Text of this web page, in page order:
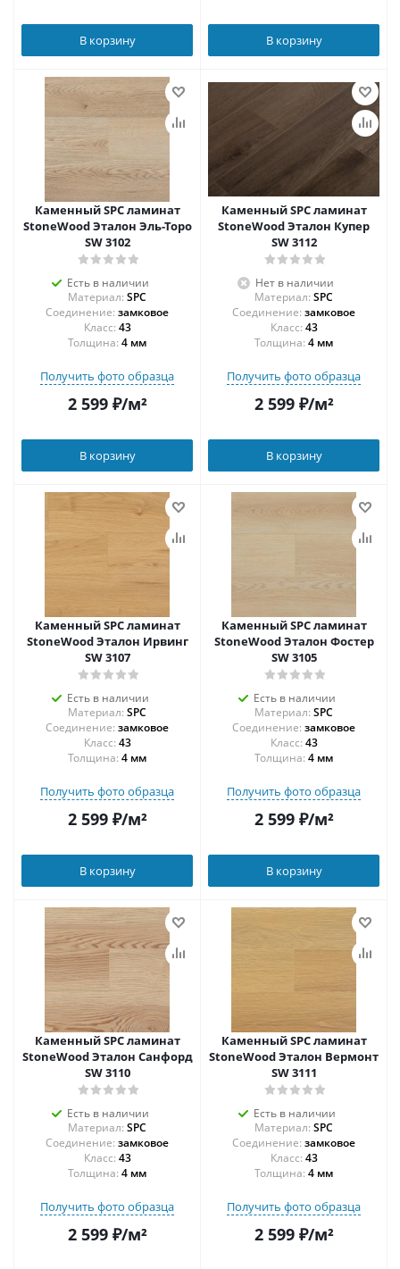
В корзину В корзину
Каменный SPC ламинат
StoneWood Эталон Эль-Торо
SW 3102
Есть в наличии
Материал: SPC
Соединение: замковое
43
Толщина: 4 мм
Получить фото образца
2 599₽/м²
В корзину
Каменный SPC ламинат
StoneWood Эталон Купер
SW 3112
Нет в наличии
Материал: SPC
Соединение: замковое
43
Толщина: 4 мм
Получить фото образца
2 599₽/м²
В корзину
Каменный SPC ламинат
StoneWood Эталон Ирвинг
SW 3107
Есть в наличии
Материал: SPC
Соединение: замковое
43
Толщина: 4 мм
Получить фото образца
2 599₽/м²
В корзину
Каменный SPC ламинат
StoneWood Эталон Фостер
SW 3105
Есть в наличии
Материал: SPC
Соединение: замковое
43
Толщина: 4 мм
Получить фото образца
2 599₽/м²
В корзину
Каменный SPC ламинат
StoneWood Эталон Санфорд
SW 3110
Есть в наличии
Материал: SPC
Соединение: замковое
43
Толщина: 4 мм
Получить фото образца
2 599₽/м²
Каменный SPC ламинат
StoneWood Эталон Вермонт
SW 3111
Есть в наличии
Материал: SPC
Соединение: замковое
43
Толщина: 4 мм
Получить фото образца
2 599₽/м²